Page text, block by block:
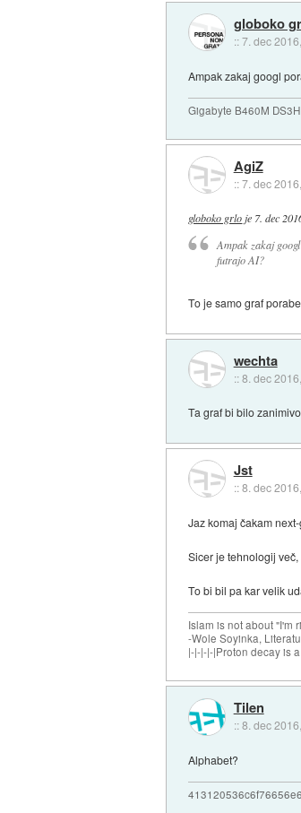
globoko
::7. dec
Ampak zakaj googl
Gigabyte B460M
AgiZ
::7. dec
globoko grlo je 7. dec
Ampak zakaj
futrajo AI?
To je samo graf
wechta
::8. dec
Ta graf bi bilo
Jst
::8. dec
Jaz komaj čakam
Sicer je tehnologij
To bi bil pa kar velik
Islam is not about "I'm
-Wole Soyinka,
|-|-|-|-|Proton decay is
Tilen
::8. dec
Alphabet?